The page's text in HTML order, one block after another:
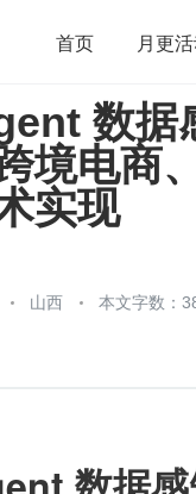
首页 月更
架构
理 程序员
数据
境电商
实现
山西 本文字数：